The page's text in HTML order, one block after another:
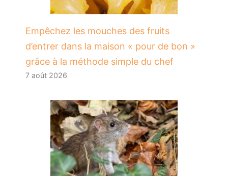
​Empêchez les mouches des fruits
d’entrer dans la maison « pour de bon »
grâce à la méthode simple du chef
7 août 2026